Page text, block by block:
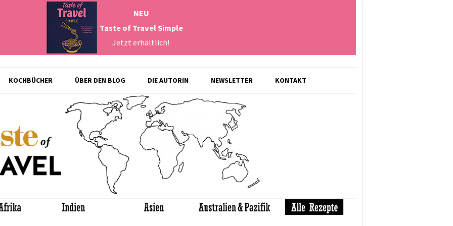
NEU
Taste of Travel Simple
Jetzt erhältlich!
springen
KOCHBÜCHER ÜBER DEN BLOG DIE AUTORIN NEWSLETTER KONTAKT